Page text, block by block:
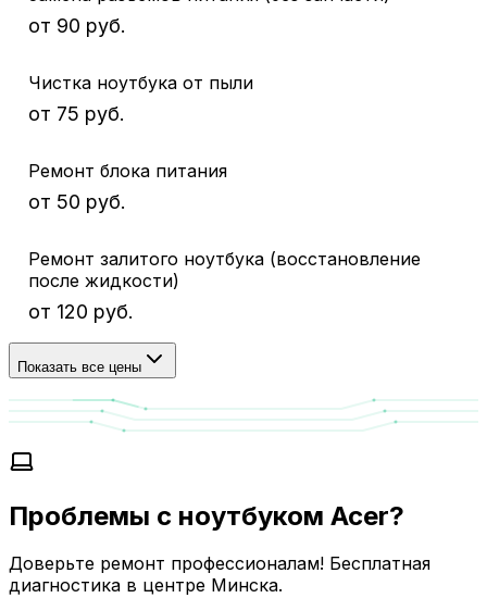
от 90 руб.
Чистка ноутбука от пыли
от 75 руб.
Ремонт блока питания
от 50 руб.
Ремонт залитого ноутбука (восстановление
после жидкости)
от 120 руб.
Показать все цены
Проблемы с ноутбуком Acer?
Доверьте ремонт профессионалам! Бесплатная
диагностика в центре Минска.